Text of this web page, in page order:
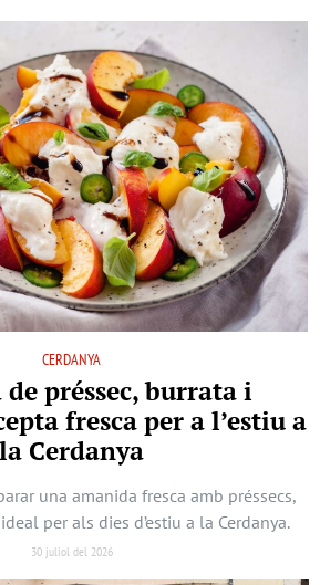
CERDANYA
préssec, burrata i
fresca per a l’estiu a
la Cerdanya
una amanida fresca amb préssecs,
per als dies d’estiu a la Cerdanya.
30 juliol del 2026